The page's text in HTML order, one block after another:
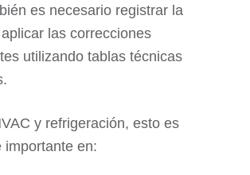
es necesario registrar la
las correcciones
utilizando tablas técnicas
y refrigeración, esto es
importante en: